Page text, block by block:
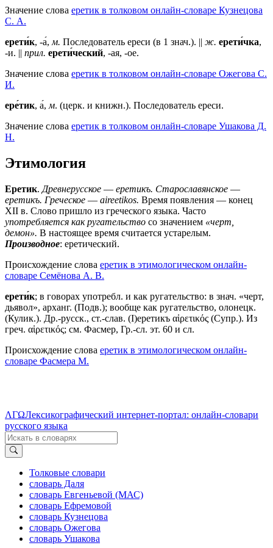
Значение слова еретик в толковом онлайн-словаре Кузнецова
С. А.
ерети́к, -а́, м. Последователь ереси (в 1 знач.). || ж. ерети́чка,
-и. || прил. ерети́ческий, -ая, -ое.
Значение слова еретик в толковом онлайн-словаре Ожегова C.
И.
ере́тик, а́, м. (церк. и книжн.). Последователь ереси.
Значение слова еретик в толковом онлайн-словаре Ушакова Д.
Н.
Этимология
Еретик. Древнерусское — еретикъ. Старославянское —
еретикъ. Греческое — aireetikos. Время появления — конец
XII в. Слово пришло из греческого языка. Часто
употребляется как ругательство со значением «черт,
демон». В настоящее время считается устарелым.
Производное: еретический.
Происхождение слова еретик в этимологическом онлайн-
словаре Семёнова А. В.
ерети́к; в говорах употребл. и как ругательство: в знач. «черт,
дьявол», арханг. (Подв.); вообще как ругательство, олонецк.
(Кулик.). Др.-русск., ст.-слав. (Ι)еретикъ αἱρετικός (Супр.). Из
греч. αἱρετικός; см. Фасмер, Гр.-сл. эт. 60 и сл.
Происхождение слова еретик в этимологическом онлайн-
словаре Фасмера М.
ΛΓΩЛексикографический интернет-портал: онлайн-словари
русского языка
Толковые словари
словарь Даля
словарь Евгеньевой (МАС)
словарь Ефремовой
словарь Кузнецова
словарь Ожегова
словарь Ушакова